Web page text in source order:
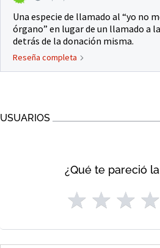
Una especie de llamado al “yo no
órgano” en lugar de un llamado a
detrás de la donación misma.
Reseña completa
USUARIOS
¿Qué te pareció